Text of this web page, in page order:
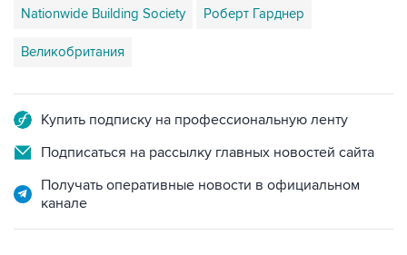
Nationwide Building Society Роберт Гарднер
Великобритания
Купить подписку на профессиональную ленту
Подписаться на рассылку главных новостей сайта
Получать оперативные новости в официальном
канале